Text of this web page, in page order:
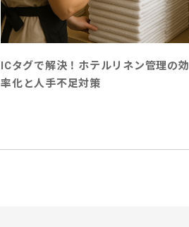
ICタグで解決！ホテルリネン管理の効
率化と人手不足対策